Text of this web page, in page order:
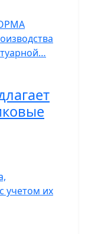
учетом их